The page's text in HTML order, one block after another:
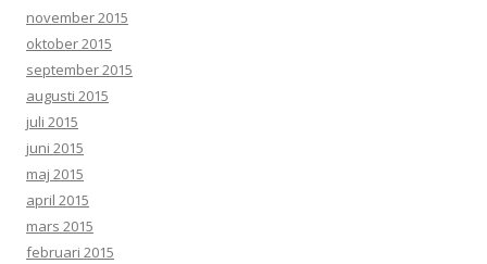
november 2015
oktober 2015
september 2015
augusti 2015
juli 2015
juni 2015
maj 2015
april 2015
mars 2015
februari 2015